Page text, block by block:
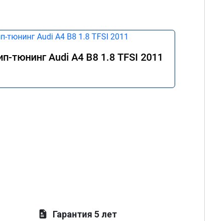
тюнинг Audi A4 B8 1.8 TFSI 2011
Гарантия 5 лет